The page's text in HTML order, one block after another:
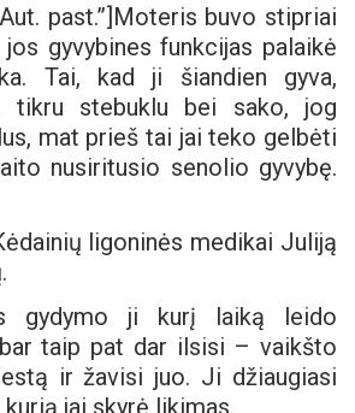
past.”] Moteris buvo stipriai
gyvybines funkcijas palaikė
Tai, kad ji šiandien gyva,
tikru stebuklu bei sako, jog
mat prieš tai jai teko gelbėti
nusiritusio senolio gyvybę.
ligoninės medikai Juliją
gydymo ji kurį laiką leido
taip pat dar ilsisi – vaikšto
ir žavisi juo. Ji džiaugiasi